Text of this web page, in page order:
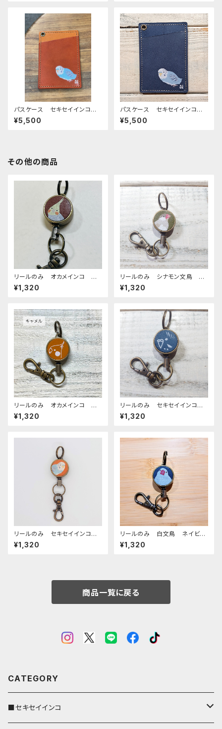
パスケース セキセイインコ ノ
ーマルブルー キャメル レッド
ブラウン せきせいいんこ
¥5,500
パスケース セキセイインコ ノ
ーマルブルー ネイビー せき
せいいんこ
¥5,500
その他の商品
リールのみ オカメインコ シ
ナモンパール ブラウン BRO
WN ぽわんシリーズ おかめ
¥1,320
リールのみ シナモン文鳥 グ
リーン 文鳥 ぶんちょう ブン
チョウ
¥1,320
リールのみ オカメインコ 横
顔 モノトーン キャメル おか
めいんこ
¥1,320
リールのみ セキセイインコ
モノトーン ネイビー せきせ
いいんこ
¥1,320
リールのみ セキセイインコ
ノーマルブルー キャメル CA
MEL せきせいいんこ
¥1,320
リールのみ 白文鳥 ネイビ
ー 文鳥 ブンチョウ ぶんちょ
う
¥1,320
商品一覧に戻る
CATEGORY
■セキセイインコ